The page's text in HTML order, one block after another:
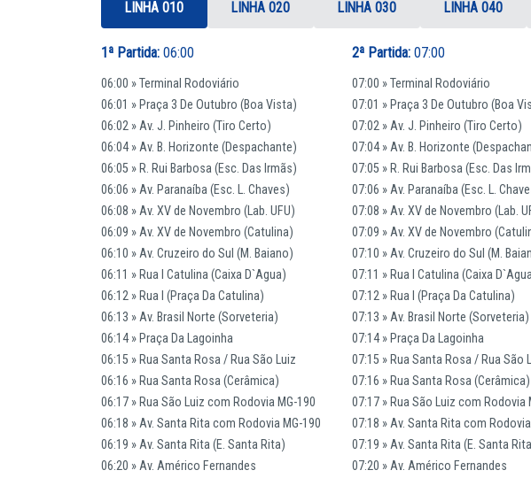
LINHA 010 LINHA 020 LINHA 030 LINHA 040
1ª Partida:06:00
06:00 » Terminal Rodoviário
06:01 » Praça 3 De Outubro (Boa Vista)
06:02 » Av. J. Pinheiro (Tiro Certo)
06:04 » Av. B. Horizonte (Despachante)
06:05 » R. Rui Barbosa (Esc. Das Irmãs)
06:06 » Av. Paranaíba (Esc. L. Chaves)
06:08 » Av. XV de Novembro (Lab. UFU)
06:09 » Av. XV de Novembro (Catulina)
06:10 » Av. Cruzeiro do Sul (M. Baiano)
06:11 » Rua I Catulina (Caixa D`Agua)
06:12 » Rua I (Praça Da Catulina)
06:13 » Av. Brasil Norte (Sorveteria)
06:14 » Praça Da Lagoinha
06:15 » Rua Santa Rosa / Rua São Luiz
06:16 » Rua Santa Rosa (Cerâmica)
06:17 » Rua São Luiz com Rodovia MG-190
06:18 » Av. Santa Rita com Rodovia MG-190
06:19 » Av. Santa Rita (E. Santa Rita)
06:20 » Av. Américo Fernandes
2ª Partida: 07:00
07:00 » Terminal Rodoviário
07:01 » Praça 3 De Outubro (Boa
07:02 » Av. J. Pinheiro (Tiro Certo)
07:04 » Av. B. Horizonte
07:05 » R. Rui Barbosa (Esc. Das
07:06 » Av. Paranaíba (Esc. L.
07:08 » Av. XV de Novembro (Lab.
07:09 » Av. XV de Novembro
07:10 » Av. Cruzeiro do Sul (M.
07:11 » Rua I Catulina (Caixa
07:12 » Rua I (Praça Da Catulina)
07:13 » Av. Brasil Norte (Sorveteria)
07:14 » Praça Da Lagoinha
07:15 » Rua Santa Rosa / Rua São
07:16 » Rua Santa Rosa (Cerâmica)
07:17 » Rua São Luiz com Rodovia
07:18 » Av. Santa Rita com
07:19 » Av. Santa Rita (E. Santa
07:20 » Av. Américo Fernandes